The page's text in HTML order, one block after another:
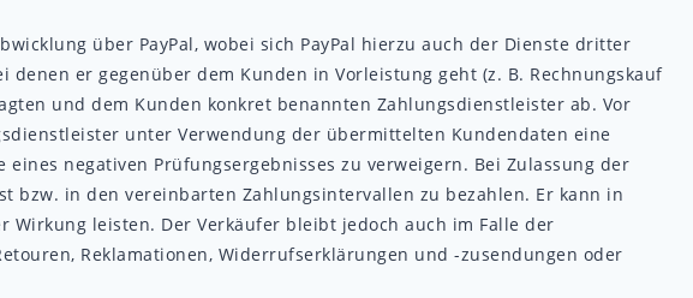
über PayPal, wobei sich PayPal hierzu auch der Dienste dritter
er gegenüber dem Kunden in Vorleistung geht (z. B. Rechnungskauf
und dem Kunden konkret benannten Zahlungsdienstleister ab. Vor
unter Verwendung der übermittelten Kundendaten eine
negativen Prüfungsergebnisses zu verweigern. Bei Zulassung der
in den vereinbarten Zahlungsintervallen zu bezahlen. Er kann in
leisten. Der Verkäufer bleibt jedoch auch im Falle der
Reklamationen, Widerrufserklärungen und -zusendungen oder